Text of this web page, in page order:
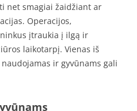
net smagiai žaidžiant ar
Operacijos,
įtraukia į ilgą ir
laikotarpį. Vienas iš
ir gyvūnams gali